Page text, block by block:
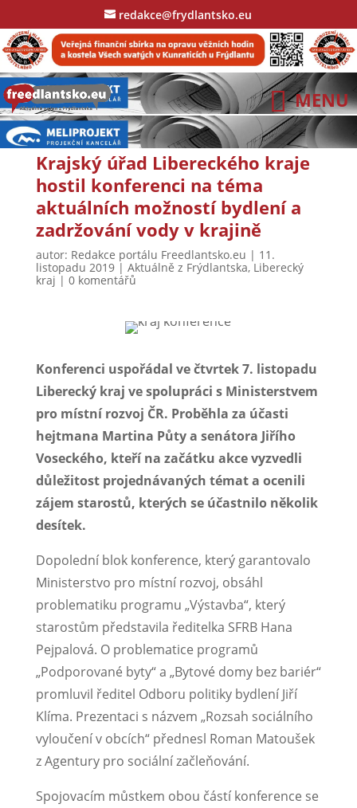
redakce@frydlantsko.eu
Krajský úřad Libereckého kraje
hostil konferenci na téma
aktuálních možností bydlení a
zadržování vody v krajině
autor: Redakce portálu Freedlantsko.eu | 11.
listopadu 2019| Aktuálně z Frýdlantska, Liberecký
kraj | 0 komentářů
Konferenci uspořádal ve čtvrtek 7. listopadu
Liberecký kraj ve spolupráci s Ministerstvem
pro místní rozvoj ČR. Proběhla za účasti
hejtmana Martina Půty a senátora Jiřího
Voseckého, kteří na začátku akce vyzvedli
důležitost projednávaných témat a ocenili
zájem starostů, kterých se účastnilo několik
desítek.
Dopolední blok konference, který garantovalo
Ministerstvo pro místní rozvoj, obsáhl
problematiku programu „Výstavba“, který
starostům představila ředitelka SFRB Hana
Pejpalová. O problematice programů
„Podporované byty“ a „Bytové domy bez bariér“
promluvil ředitel Odboru politiky bydlení Jiří
Klíma. Prezentaci s názvem „Rozsah sociálního
vyloučení v obcích“ přednesl Roman Matoušek
z Agentury pro sociální začleňování.
Spojovacím můstkem obou částí konference se